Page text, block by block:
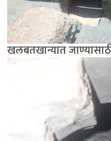
खलबतखान्यात